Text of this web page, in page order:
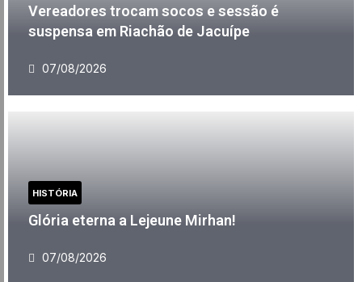
Vereadores trocam socos e sessão é
suspensa em Riachão de Jacuípe
07/08/2026
HISTÓRIA
Glória eterna a Lejeune Mirhan!
07/08/2026